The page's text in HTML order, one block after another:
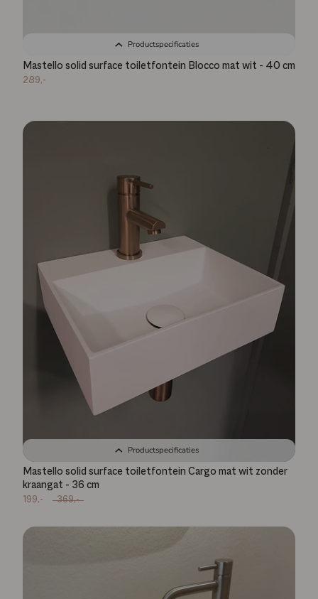
Productspecificaties
Mastello solid surface toiletfontein Blocco mat wit - 40 cm
289,-
Productspecificaties
Mastello solid surface toiletfontein Cargo mat wit zonder
kraangat - 36 cm
199,- 369,-